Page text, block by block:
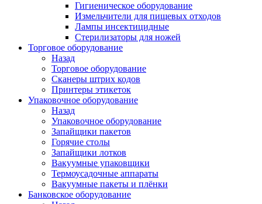
Гигиеническое оборудование
Измельчители для пищевых отходов
Лампы инсектицидные
Стерилизаторы для ножей
Торговое оборудование
Назад
Торговое оборудование
Сканеры штрих кодов
Принтеры этикеток
Упаковочное оборудование
Назад
Упаковочное оборудование
Запайщики пакетов
Горячие столы
Запайщики лотков
Вакуумные упаковщики
Термоусадочные аппараты
Вакуумные пакеты и плёнки
Банковское оборудование